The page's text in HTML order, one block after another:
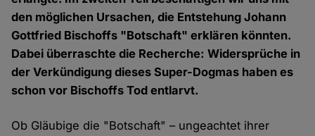
den möglichen Ursachen, die Entstehung Johann
Gottfried Bischoffs "Botschaft" erklären könnten.
Dabei überraschte die Recherche: Widersprüche in
der Verkündigung dieses Super-Dogmas haben es
schon vor Bischoffs Tod entlarvt.
Ob Gläubige die "Botschaft" – ungeachtet ihrer